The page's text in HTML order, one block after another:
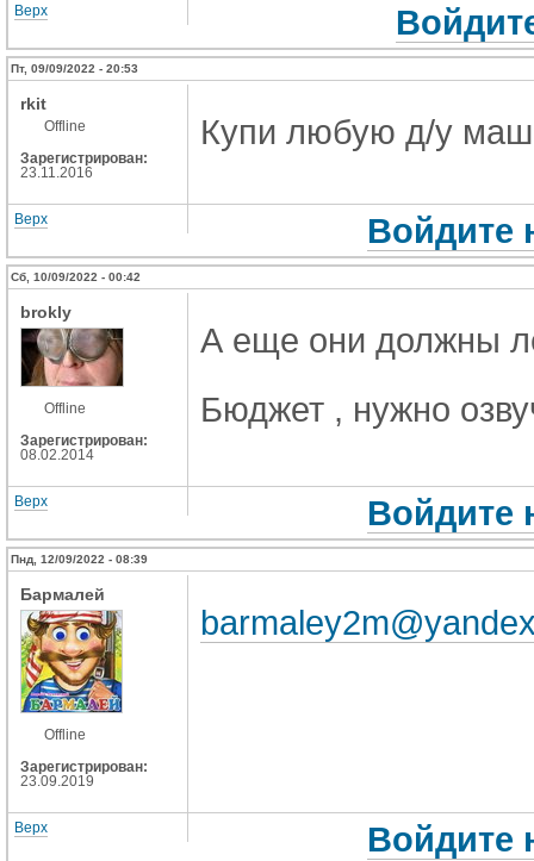
Верх
Пт, 09/09/2022 - 20:53
rkit
Offline
Зарегистрирован:
23.11.2016
Купи любую д/у
Верх Войдите
Сб, 10/09/2022 - 00:42
brokly
Offline
Зарегистрирован:
08.02.2014
А еще они должны
Бюджет , нужно
Верх Войдите
Пнд, 12/09/2022 - 08:39
Бармалей
Offline
Зарегистрирован:
23.09.2019
Верх Войдите